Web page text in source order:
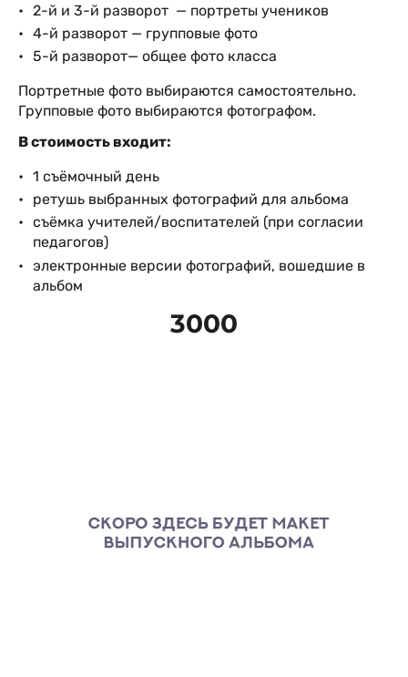
2-й и 3-й разворот — портреты учеников
4-й разворот — групповые фото
5-й разворот— общее фото класса
Портретные фото выбираются самостоятельно.
Групповые фото выбираются фотографом.
В стоимость входит:
1 съёмочный день
ретушь выбранных фотографий для альбома
съёмка учителей/воспитателей (при согласии
педагогов)
электронные версии фотографий, вошедшие в
альбом
3000